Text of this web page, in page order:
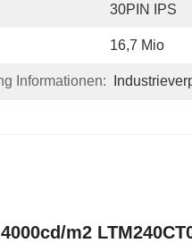
30PIN IPS
16,7 Mio
Informationen:
m2